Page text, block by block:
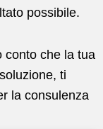
possibile.
conto che la tua
ti
la consulenza